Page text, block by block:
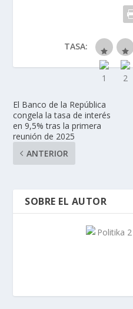
TASA:
El Banco de la República
congela la tasa de interés
en 9,5% tras la primera
reunión de 2025
ANTERIOR
SOBRE EL AUTOR